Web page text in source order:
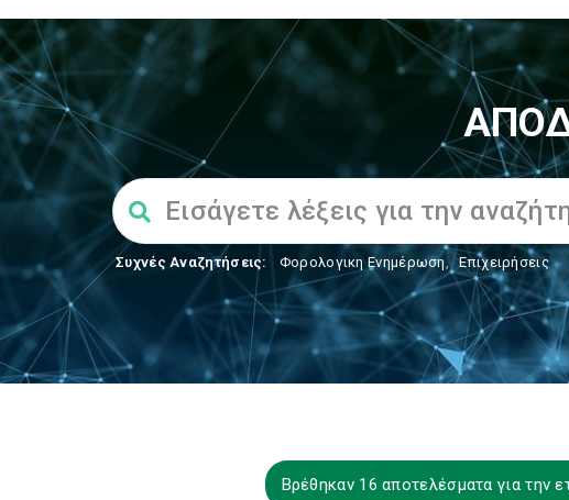
Συχνές Αναζητήσεις: Φορολογικη Ενημέρωση, Επιχειρήσεις
Βρέθηκαν 16 αποτελέσματα για